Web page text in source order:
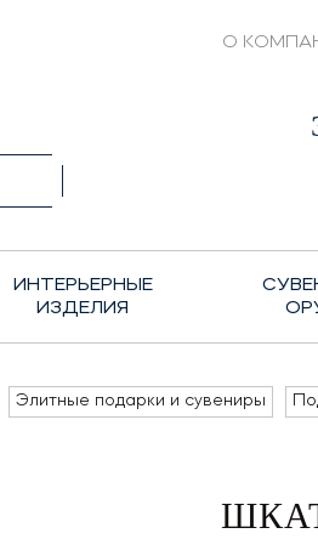
О
ИНТЕРЬЕРНЫЕ
ИЗДЕЛИЯ
Элитные подарки и сувениры